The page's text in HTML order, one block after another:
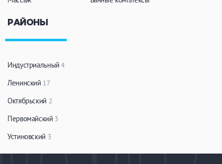
РАЙОНЫ
Индустриальный4
Ленинский 17
Октябрьский 2
Первомайский 3
Устиновский 3